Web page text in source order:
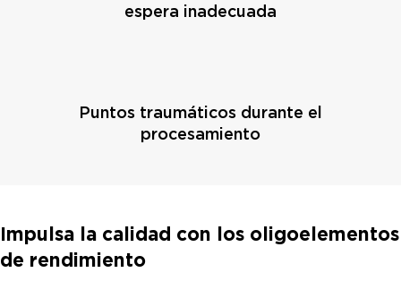
espera inadecuada
Puntos traumáticos durante el
procesamiento
Impulsa la calidad con los oligoelementos
de rendimiento